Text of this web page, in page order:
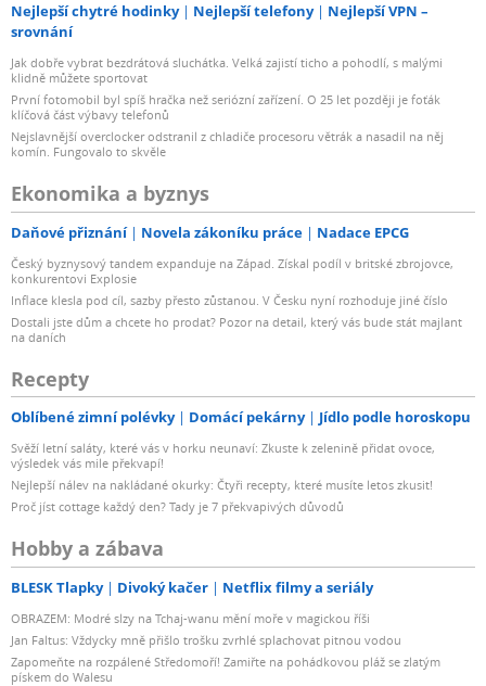
Nejlepší chytré hodinky Nejlepší telefony
Nejlepší VPN –
srovnání
Jak dobře vybrat bezdrátová sluchátka. Velká zajistí ticho a pohodlí, s malými
klidně můžete sportovat
První fotomobil byl spíš hračka než seriózní zařízení. O 25 let později je foťák
klíčová část výbavy telefonů
Nejslavnější overclocker odstranil z chladiče procesoru větrák a nasadil na něj
komín. Fungovalo to skvěle
Ekonomika a byznys
Daňové přiznání Novela zákoníku práce Nadace EPCG
Český byznysový tandem expanduje na Západ. Získal podíl v britské zbrojovce,
konkurentovi Explosie
Inflace klesla pod cíl, sazby přesto zůstanou. V Česku nyní rozhoduje jiné číslo
Dostali jste dům a chcete ho prodat? Pozor na detail, který vás bude stát majlant
na daních
Recepty
Oblíbené zimní polévky Domácí pekárny Jídlo podle horoskopu
Svěží letní saláty, které vás v horku neunaví: Zkuste k zelenině přidat ovoce,
výsledek vás mile překvapí!
Nejlepší nálev na nakládané okurky: Čtyři recepty, které musíte letos zkusit!
Proč jíst cottage každý den? Tady je 7 překvapivých důvodů
Hobby a zábava
BLESK Tlapky Divoký kačer Netflix filmy a seriály
OBRAZEM: Modré slzy na Tchaj-wanu mění moře v magickou říši
Jan Faltus: Vždycky mně přišlo trošku zvrhlé splachovat pitnou vodou
Zapomeňte na rozpálené Středomoří! Zamiřte na pohádkovou pláž se zlatým
pískem do Walesu